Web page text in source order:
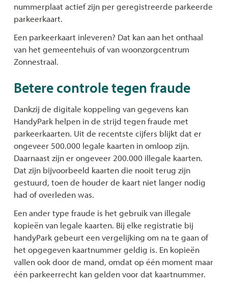
nummerplaat actief zijn per geregistreerde parkeerde
parkeerkaart.
Een parkeerkaart inleveren? Dat kan aan het onthaal
van het gemeentehuis of van woonzorgcentrum
Zonnestraal.
Betere controle tegen fraude
Dankzij de digitale koppeling van gegevens kan
HandyPark helpen in de strijd tegen fraude met
parkeerkaarten. Uit de recentste cijfers blijkt dat er
ongeveer 500.000 legale kaarten in omloop zijn.
Daarnaast zijn er ongeveer 200.000 illegale kaarten.
Dat zijn bijvoorbeeld kaarten die nooit terug zijn
gestuurd, toen de houder de kaart niet langer nodig
had of overleden was.
Een ander type fraude is het gebruik van illegale
kopieën van legale kaarten. Bij elke registratie bij
handyPark gebeurt een vergelijking om na te gaan of
het opgegeven kaartnummer geldig is. En kopieën
vallen ook door de mand, omdat op één moment maar
één parkeerrecht kan gelden voor dat kaartnummer.